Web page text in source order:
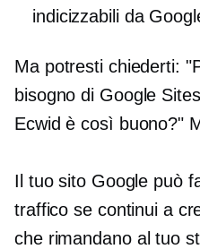
indicizzabili da
Ma potresti chiederti:
bisogno di Google
Ecwid è così buono?"
Il tuo sito Google può
traffico se continui a
che rimandano al tuo